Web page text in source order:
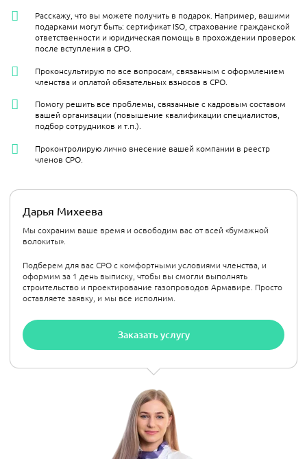
Дарья Михеева
Мы сохраним ваше время и освободим вас от всей «бумажной
волокиты».
Подберем для вас СРО с комфортными условиями членства, и
оформим за 1 день выписку, чтобы вы смогли выполнять
строительство и проектирование газопроводов Армавире. Просто
оставляете заявку, и мы все исполним.
Заказать услугу
Расскажу, что вы можете получить в подарок. Например, вашими
подарками могут быть: сертификат ISO, страхование гражданской
ответственности и юридическая помощь в прохождении проверок
после вступления в СРО.
Проконсультирую по все вопросам, связанным с оформлением
членства и оплатой обязательных взносов в СРО.
Помогу решить все проблемы, связанные с кадровым составом
вашей организации (повышение квалификации специалистов,
подбор сотрудников и т.п.).
Проконтролирую лично внесение вашей компании в реестр
членов СРО.